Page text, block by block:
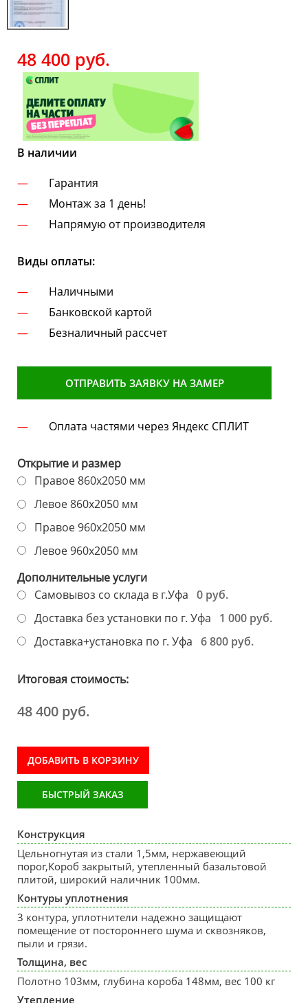
48 400 руб.
В наличии
Гарантия
Монтаж за 1 день!
Напрямую от производителя
Виды оплаты:
Наличными
Банковской картой
Безналичный рассчет
ОТПРАВИТЬ ЗАЯВКУ НА ЗАМЕР
Оплата частями через Яндекс СПЛИТ
Открытие и размер
Правое 860х2050 мм
Левое 860х2050 мм
Правое 960х2050 мм
Левое 960х2050 мм
Дополнительные услуги
Самовывоз со склада в г.Уфа 0 руб.
Доставка без установки по г. Уфа
1 000 руб.
Доставка+установка по г. Уфа 6 800 руб.
Итоговая стоимость:
48 400 руб.
ДОБАВИТЬ В КОРЗИНУ
БЫСТРЫЙ ЗАКАЗ
Конструкция
Цельногнутая из стали 1,5мм, нержавеющий
порог,Короб закрытый, утепленный базальтовой
плитой, широкий наличник 100мм.
Контуры уплотнения
3 контура, уплотнители надежно защищают
помещение от постороннего шума и сквозняков,
пыли и грязи.
Толщина, вес
Полотно 103мм, глубина короба 148мм, вес 100 кг
Утепление